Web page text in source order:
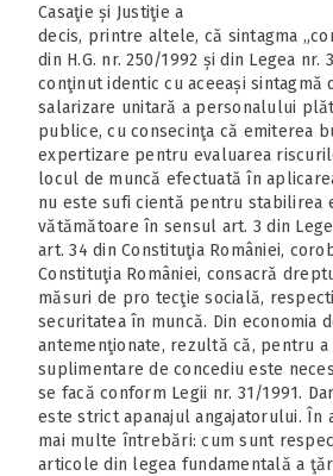
Casaţie și Justiţie a
decis, printre altele, că sintagma
din H.G. nr. 250/1992 și din Legea nr.
conţinut identic cu aceeași sintagmă
salarizare unitară a personalului
publice, cu consecinţa că emiterea
expertizare pentru evaluarea
locul de muncă efectuată în
nu este sufi cientă pentru stabilirea
vătămătoare în sensul art. 3 din
art. 34 din Constituţia României,
Constituţia României, consacră
măsuri de pro tecţie socială,
securitatea în muncă. Din economia
antemenţionate, rezultă că, pentru
suplimentare de concediu este
se facă conform Legii nr. 31/1991.
este strict apanajul angajatorului. În
mai multe întrebări: cum sunt
articole din legea fundamentală a